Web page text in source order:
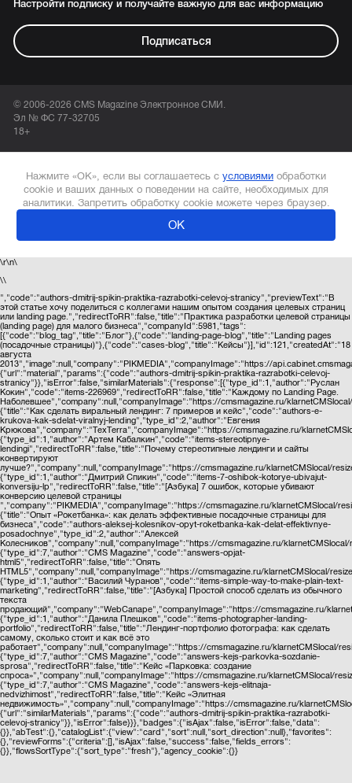
Настройти подписку и получайте важную для вас информацию
Подписаться
© 2006-2026 CMS Magazine Электронное СМИ.
Эл № ФС 77-32705
18+
Нажмите «ОК», если вы соглашаетесь с условиями обработки
cookie и ваших данных о поведении на сайте, необходимых для
аналитики. Запретить обработку cookie можете через браузер.
ОК
\r\n\
\\
","code":"authors-dmitrij-spikin-praktika-razrabotki-celevoj-stranicy","previewText":"В
этой статье хочу поделиться с коллегами нашим опытом создания целевых страниц
или landing page.","redirectToRR":false,"title":"Практика разработки целевой страницы
(landing page) для малого бизнеса","companyId":5981,"tags":
[{"code":"blog_tag","title":"Блог"},{"code":"landing-page-blog","title":"Landing pages
(посадочные страницы)"},{"code":"cases-blog","title":"Кейсы"}],"id":121,"createdAt":"18
августа
2013","image":null,"company":"PIKMEDIA","companyImage":"https://
{"url":"material","params":{"code":"authors-dmitrij-spikin-praktika-razrabotki-celevoj-
stranicy"}},"isError":false,"similarMaterials":{"response":[{"type_id":1,"author":"Руслан
Кокин","code":"items-226969","redirectToRR":false,"title":"Каждому по Landing Page.
Наболевшее","company":null,"companyImage":"https://cmsmagazine.ru/
{"title":"Как сделать виральный лендинг: 7 примеров и кейс","code":"authors-e-
krukova-kak-sdelat-viralnyj-lending","type_id":2,"author":"Евгения
Крюкова","company":"TexTerra","companyImage":"https://cmsmagazine.ru/
{"type_id":1,"author":"Артем Кабалкин","code":"items-stereotipnye-
lendingi","redirectToRR":false,"title":"Почему стереотипныe лендинги и сайты
конвертируют
лучше?","company":null,"companyImage":"https://cmsmagazine.ru/klarnetCMSlocal/
{"type_id":1,"author":"Дмитрий Спикин","code":"items-7-oshibok-kotorye-ubivajut-
konversiju-lp","redirectToRR":false,"title":"[Азбука] 7 ошибок, которые убивают
конверсию целевой страницы
","company":"PIKMEDIA","companyImage":"https://cmsmagazine.ru/klarnetCMSlocal/
{"title":"Опыт «Рокетбанка»: как делать эффективные посадочные страницы для
бизнеса","code":"authors-aleksej-kolesnikov-opyt-roketbanka-kak-delat-effektivnye-
posadochnye","type_id":2,"author":"Алексей
Колесников","company":null,"companyImage":"https://cmsmagazine.ru/
{"type_id":7,"author":"CMS Magazine","code":"answers-opjat-
html5","redirectToRR":false,"title":"Опять
HTML5","company":null,"companyImage":"https://cmsmagazine.ru/klarnetCMSlocal/
{"type_id":1,"author":"Василий Чуранов","code":"items-simple-way-to-make-plain-text-
marketing","redirectToRR":false,"title":"[Азбука] Простой способ сделать из обычного
текста
продающий","company":"WebCanape","companyImage":"https://cmsmagazine.ru/
{"type_id":1,"author":"Данила Плешков","code":"items-photographer-landing-
portfolio","redirectToRR":false,"title":"Лендинг-портфолио фотографа: как сделать
самому, сколько стоит и как всё это
работает","company":null,"companyImage":"https://cmsmagazine.ru/klarnetCMSlocal/
{"type_id":7,"author":"CMS Magazine","code":"answers-kejs-parkovka-sozdanie-
sprosa","redirectToRR":false,"title":"Кейс «Парковка: создание
спроса»","company":null,"companyImage":"https://cmsmagazine.ru/klarnetCMSlocal/
{"type_id":7,"author":"CMS Magazine","code":"answers-kejs-elitnaja-
nedvizhimost","redirectToRR":false,"title":"Кейс «Элитная
недвижимость»","company":null,"companyImage":"https://cmsmagazine.ru/
{"url":"similarMaterials","params":{"code":"authors-dmitrij-spikin-praktika-razrabotki-
celevoj-stranicy"}},"isError":false}}},"badges":{"isAjax":false,"isError":false,"data":
{}},"abTest":{},"catalogList":{"view":"card","sort":null,"sort_direction":null},"favorites":
{},"reviewForms":{"criteria":[],"isAjax":false,"success":false,"fields_errors":
{}},"flowsSortType":{"sort_type":"fresh"},"agency_cookie":{}}